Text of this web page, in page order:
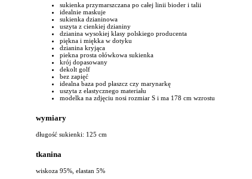
sukienka przymarszczana po całej linii bioder i talii
idealnie maskuje
sukienka dzianinowa
uszyta z cienkiej dzianiny
dzianina wysokiej klasy polskiego producenta
piękna i miękka w dotyku
dzianina kryjąca
piekna prosta ołówkowa sukienka
krój dopasowany
dekolt golf
bez zapięć
idealna baza pod płaszcz czy marynarkę
uszyta z elastycznego materiału
modelka na zdjęciu nosi rozmiar S i ma 178 cm wzrostu
wymiary
długość sukienki: 125 cm
tkanina
wiskoza 95%, elastan 5%